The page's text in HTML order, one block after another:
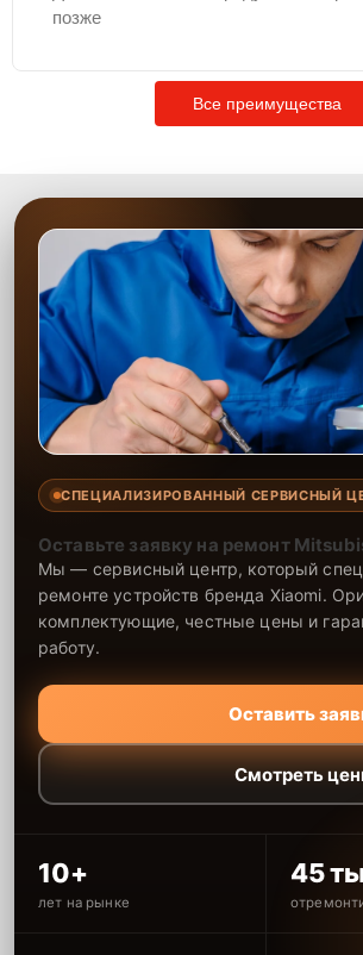
позже
Все преимущества
СПЕЦИАЛИЗИРОВАННЫЙ СЕРВИСНЫЙ
Оставьте заявку на ремонт
Мы — сервисный центр, который
ремонте устройств бренда Xiaomi.
комплектующие, честные цены и
работу.
Оставить
Смотреть
10+
лет на рынке
45